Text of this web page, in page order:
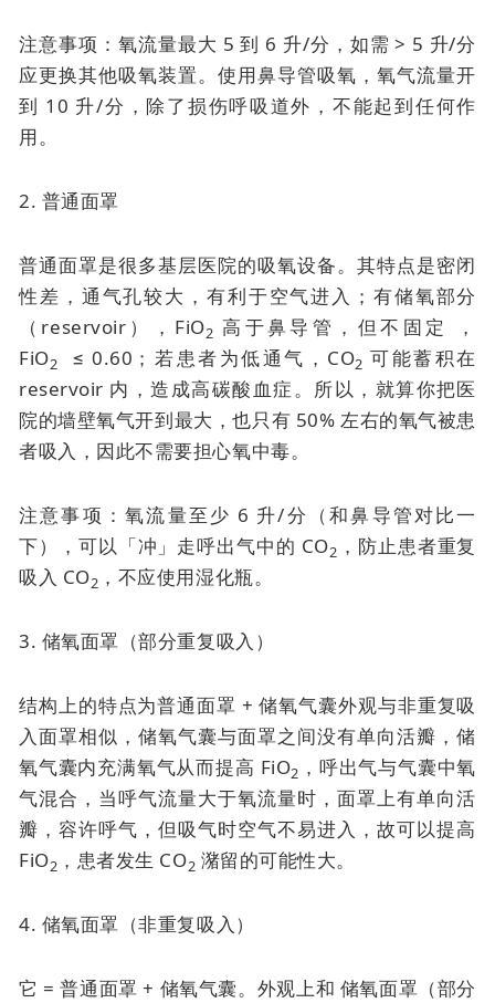
注意事项：氧流量最大 5 到 6 升/分，如需 > 5 升/分
应更换其他吸氧装置。使用鼻导管吸氧，氧气流量开
到 10 升/分，除了损伤呼吸道外，不能起到任何作
用。
2. 普通面罩
普通面罩是很多基层医院的吸氧设备。其特点是密闭
性差，通气孔较大，有利于空气进入；有储氧部分
（reservoir），FiO2 高于鼻导管，但不固定 ，
FiO2 ≤ 0.60；若患者为低通气，CO2 可能蓄积在
reservoir 内，造成高碳酸血症。所以，就算你把医
院的墙壁氧气开到最大，也只有 50% 左右的氧气被患
者吸入，因此不需要担心氧中毒。
注意事项：氧流量至少 6 升/分（和鼻导管对比一
下），可以「冲」走呼出气中的 CO2 ，防止患者重复
吸入 CO2 ，不应使用湿化瓶。
3. 储氧面罩（部分重复吸入）
结构上的特点为普通面罩 + 储氧气囊外观与非重复吸
入面罩相似，储氧气囊与面罩之间没有单向活瓣，储
氧气囊内充满氧气从而提高 FiO2 ，呼出气与气囊中氧
气混合，当呼气流量大于氧流量时，面罩上有单向活
瓣，容许呼气，但吸气时空气不易进入，故可以提高
FiO2 ，患者发生 CO2 潴留的可能性大。
4. 储氧面罩（非重复吸入）
它 = 普通面罩 + 储氧气囊。外观上和 储氧面罩（部分